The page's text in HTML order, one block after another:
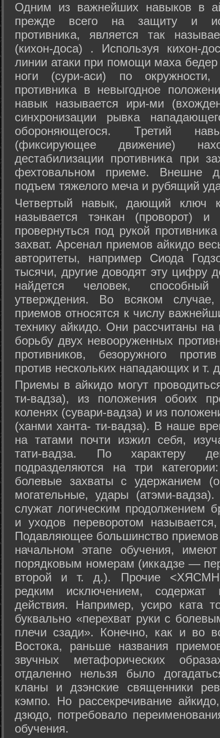
Одним из важнейших навыков в
прежде всего на защиту и
противника, является так
(кихон-доса) . Используя кихон-
линии атаки при помощи маха
ноги (сури-аси) по
противника в невыгодное
навык называется ири-ми
синхронизации рывка
обороняющегося. Третий
(фиксирующее движение)
дестабилизации противника при
фехтовальном приеме. Внешне
подъем тяжелого меча и рубящий
Четвертый навык, дающий ключ
называется тэнкан (проворот)
провернуться под рукой
захват. Арсенал приемов айкидо
авторитеты, например Сиода
тысячи, другие доводят эту цифру
найдется человек,
утверждения. Во всяком
приемов относятся к числу
технику айкидо. Они рассчитаны
борьбу двух невооруженных
противников, безоружного
против нескольких нападающих и т.
Приемы в айкидо могут
ти-вадза), из положения обоих
коленях (сувари-вадза) и из
(ханми ханта- ти-вадза). В наше
на татами почти изжил себя,
тати-вадза. По характеру
подразделяются на три
болевые захваты с удержанием
могательные, удары (атэми-
служат логическим продолжением
и уходов переворотом
Подавляющее большинство
начальном этапе обучения,
порядковым номерам (иккадзе —
второй и т. д.). Прочие
редким исключением, содержат
действия. Например, усиро ката
буквально «перехват руки с
плечи сзади». Конечно, как и во
Востока, раньше названия
звучных метафорических
отдаленно нельзя было
кланы и дзэнские священники
кэмпо. Но рассекречивание
дзюдо, потребовало
обучения.